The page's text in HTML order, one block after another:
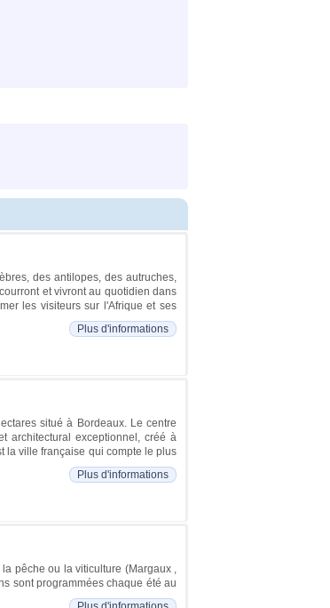
des antilopes, des autruches,
et vivront au quotidien dans
les visiteurs sur l'Afrique et ses
Plus d'informations
situé à Bordeaux. Le centre
architectural exceptionnel, créé à
la ville française qui compte le plus
Plus d'informations
pêche ou la viticulture (Margaux ,
sont programmées chaque été au